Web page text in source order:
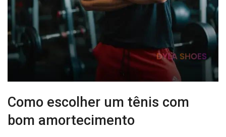
Como escolher um tênis com
bom amortecimento